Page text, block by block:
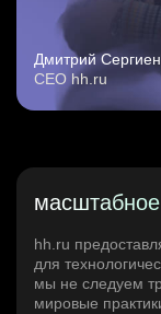
Дмитрий
CEO hh.ru
hh.ru
для
мы не следуем
мировые